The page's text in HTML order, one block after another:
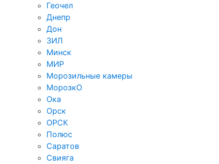
Геочел
Днепр
Дон
ЗИЛ
Минск
МИР
Морозильные камеры
МорозкО
Ока
Орск
ОРСК
Полюс
Саратов
Свияга